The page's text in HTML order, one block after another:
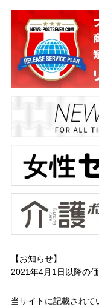
【お知らせ】
2021年4月1日以降の
当サイトに記載され